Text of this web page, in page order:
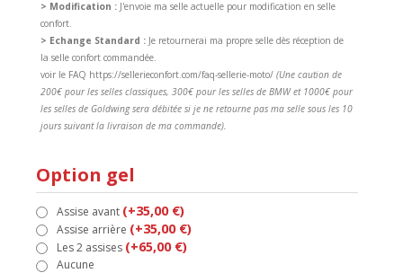
Option gel
Assise avant (+35,00 €)
Assise arrière (+35,00 €)
Les 2 assises (+65,00 €)
Aucune
> Modification : J'envoie ma selle actuelle pour modification en selle
confort.
> Echange Standard :Je retournerai ma propre selle dès réception de
la selle confort commandée.
voir le FAQ https://sellerieconfort.com/faq-sellerie-moto/ (Une caution de
200€ pour les selles classiques, 300€ pour les selles de BMW et 1000€ pour
les selles de Goldwing sera débitée si je ne retourne pas ma selle sous les 10
jours suivant la livraison de ma commande).